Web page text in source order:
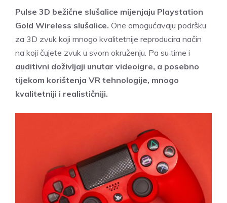
Pulse 3D bežične slušalice mijenjaju Playstation
Gold Wireless slušalice. One omogućavaju podršku
za 3D zvuk koji mnogo kvalitetnije reproducira način
na koji čujete zvuk u svom okruženju. Pa su time i
auditivni doživljaji unutar videoigre, a posebno
tijekom korištenja VR tehnologije, mnogo
kvalitetniji i realističniji.